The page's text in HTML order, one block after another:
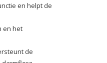
en helpt de
en het
de